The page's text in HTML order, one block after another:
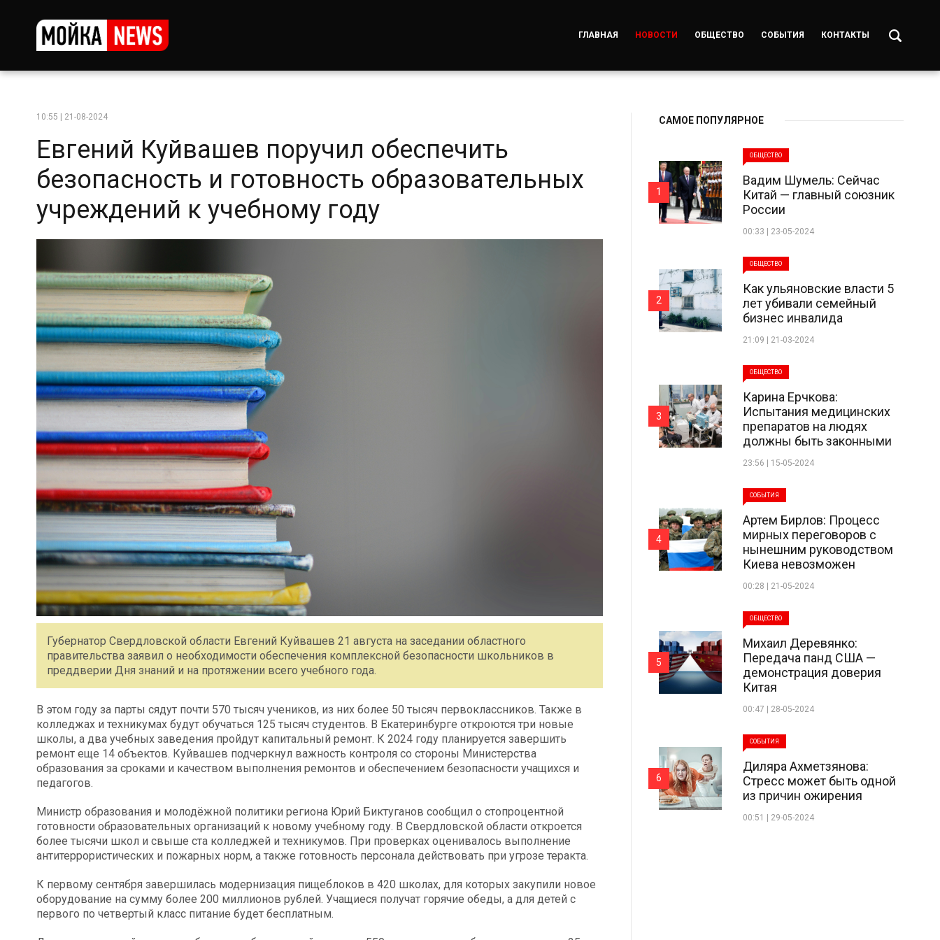
ГЛАВНАЯ НОВОСТИ ОБЩЕСТВО СОБЫТИЯ КОНТАКТЫ
10:55 | 21-08-2024
Евгений Куйвашев поручил обеспечить
безопасность и готовность образовательных
учреждений к учебному году
Губернатор Свердловской области Евгений Куйвашев 21 августа на заседании областного
правительства заявил о необходимости обеспечения комплексной безопасности школьников в
преддверии Дня знаний и на протяжении всего учебного года.
В этом году за парты сядут почти 570 тысяч учеников, из них более 50 тысяч первоклассников. Также в
колледжах и техникумах будут обучаться 125 тысяч студентов. В Екатеринбурге откроются три новые
школы, а два учебных заведения пройдут капитальный ремонт. К 2024 году планируется завершить
ремонт еще 14 объектов. Куйвашев подчеркнул важность контроля со стороны Министерства
образования за сроками и качеством выполнения ремонтов и обеспечением безопасности учащихся и
педагогов.
Министр образования и молодёжной политики региона Юрий Биктуганов сообщил о стопроцентной
готовности образовательных организаций к новому учебному году. В Свердловской области откроется
более тысячи школ и свыше ста колледжей и техникумов. При проверках оценивалось выполнение
антитеррористических и пожарных норм, а также готовность персонала действовать при угрозе теракта.
К первому сентября завершилась модернизация пищеблоков в 420 школах, для которых закупили новое
оборудование на сумму более 200 миллионов рублей. Учащиеся получат горячие обеды, а для детей с
первого по четвертый класс питание будет бесплатным.
САМОЕ ПОПУЛЯРНОЕ
ОБЩЕСТВО
Вадим Шумель: Сейчас
Китай — главный союзник
России
00:33 | 23-05-2024
1
ОБЩЕСТВО
Как ульяновские власти 5
лет убивали семейный
бизнес инвалида
21:09 | 21-03-2024
2
ОБЩЕСТВО
Карина Ерчкова:
Испытания медицинских
препаратов на людях
должны быть законными
23:56 | 15-05-2024
3
СОБЫТИЯ
Артем Бирлов: Процесс
мирных переговоров с
нынешним руководством
Киева невозможен
00:28 | 21-05-2024
4
ОБЩЕСТВО
Михаил Деревянко:
Передача панд США —
демонстрация доверия
Китая
00:47 | 28-05-2024
5
СОБЫТИЯ
Диляра Ахметзянова:
Стресс может быть одной
из причин ожирения
00:51 | 29-05-2024
6